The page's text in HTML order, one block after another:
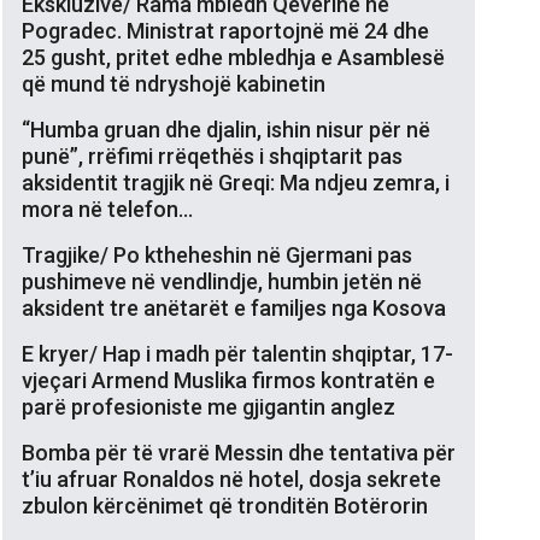
Pogradec. Ministrat raportojnë më 24 dhe
25 gusht, pritet edhe mbledhja e Asamblesë
që mund të ndryshojë kabinetin
“Humba gruan dhe djalin, ishin nisur për në
punë”, rrëfimi rrëqethës i shqiptarit pas
aksidentit tragjik në Greqi: Ma ndjeu zemra, i
mora në telefon…
Tragjike/ Po ktheheshin në Gjermani pas
pushimeve në vendlindje, humbin jetën në
aksident tre anëtarët e familjes nga Kosova
E kryer/ Hap i madh për talentin shqiptar, 17-
vjeçari Armend Muslika firmos kontratën e
parë profesioniste me gjigantin anglez
Bomba për të vrarë Messin dhe tentativa për
t’iu afruar Ronaldos në hotel, dosja sekrete
zbulon kërcënimet që tronditën Botërorin